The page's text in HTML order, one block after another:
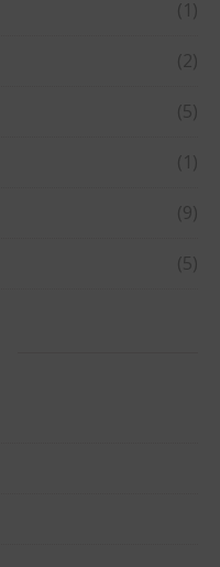
(1)
(2)
(5)
(1)
(9)
(5)